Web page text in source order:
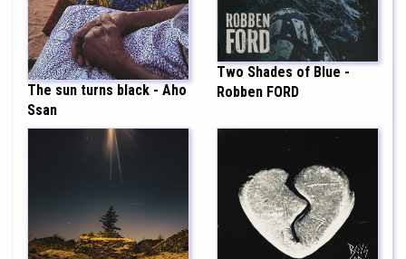
The sun turns black - Aho
Ssan
Two Shades of Blue -
Robben FORD